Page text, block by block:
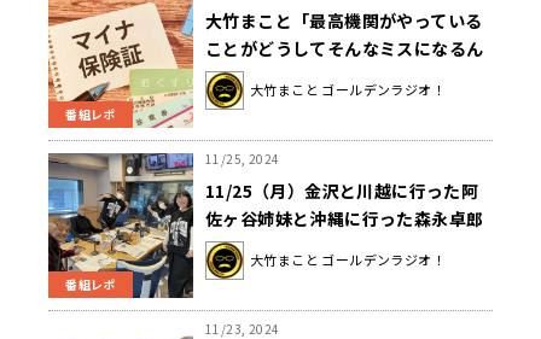
番組レポ
大竹まこと「最高機関がやっている
ことがどうしてそんなミスになるん
だろうね」マイナ保険証 トラブル対
応で41億円
大竹まこと ゴールデンラジオ！
番組レポ
11/25, 2024
11/25（月）金沢と川越に行った阿
佐ヶ谷姉妹と沖縄に行った森永卓郎
さん！
大竹まこと ゴールデンラジオ！
11/23, 2024